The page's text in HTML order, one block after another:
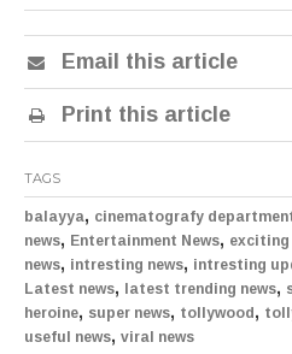
Email this article
Print this article
TAGS
balayya, cinematografy
news, Entertainment News, exciting
news, intresting news, intresting
Latest news, latest trending news,
heroine, super news, tollywood,
useful news, viral news